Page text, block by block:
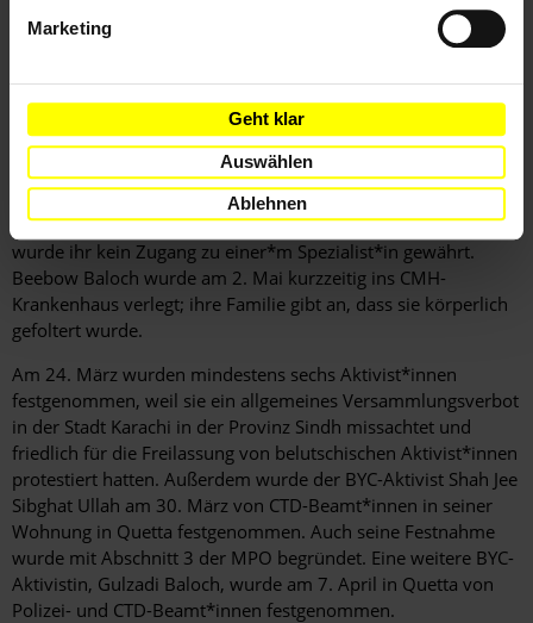
Marketing
Geht klar
Auswählen
Ablehnen
Am 22. März wurden Mahrang Baloch und Beebow Baloch
der Strafverfolgungsbehörden getötet worden waren.
Grundlage ihrer Festnahme bildete Abschnitt 3 der MPO, der
eine "präventive" Inhaftierung erlaubt. Mahrang Baloch erlitt
während ihrer Zeit im Hudda-Gefängnis in Quetta eine
Lebensmittelvergiftung, doch trotz mehrfacher Aufforderung
wurde ihr kein Zugang zu einer*m Spezialist*in gewährt.
Beebow Baloch wurde am 2. Mai kurzzeitig ins CMH-
Krankenhaus verlegt; ihre Familie gibt an, dass sie körperlich
gefoltert wurde.
Am 24. März wurden mindestens sechs Aktivist*innen
festgenommen, weil sie ein allgemeines Versammlungsverbot
in der Stadt Karachi in der Provinz Sindh missachtet und
friedlich für die Freilassung von belutschischen Aktivist*innen
protestiert hatten. Außerdem wurde der BYC-Aktivist Shah Jee
Sibghat Ullah am 30. März von CTD-Beamt*innen in seiner
Wohnung in Quetta festgenommen. Auch seine Festnahme
wurde mit Abschnitt 3 der MPO begründet. Eine weitere BYC-
Aktivistin, Gulzadi Baloch, wurde am 7. April in Quetta von
Polizei- und CTD-Beamt*innen festgenommen.